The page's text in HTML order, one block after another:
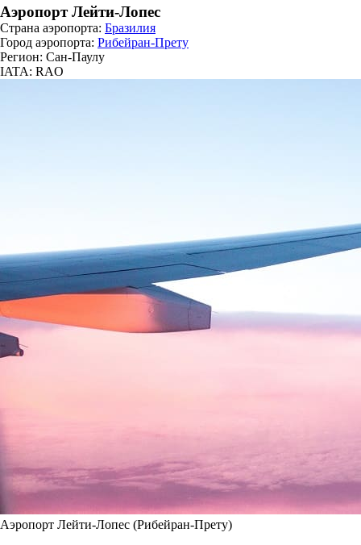
Аэропорт Лейти-Лопес
Страна аэропорта: Бразилия
Город аэропорта: Рибейран-Прету
Регион: Сан-Паулу
IATA: RAO
Аэропорт Лейти-Лопес (Рибейран-Прету)